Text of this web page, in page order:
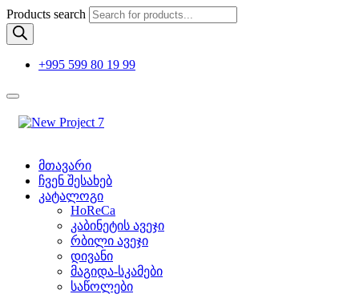
Products search
+995 599 80 19 99
მთავარი
ჩვენ შესახებ
კატალოგი
HoReCa
კაბინეტის ავეჯი
რბილი ავეჯი
დივანი
მაგიდა-სკამები
საწოლები